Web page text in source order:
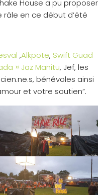
House a pu proposer
râle en ce début d’été
,Alkpote, Swift Guad
¤ Jaz Manitu, Jef, les
bénévoles ainsi
et votre soutien”.